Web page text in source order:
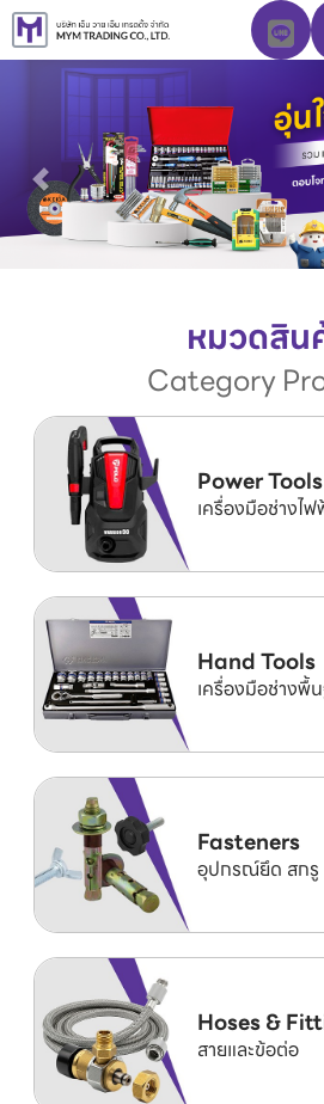
หมวดสิน
Category
Power Tools
เครื่องมือช่างไฟ
Hand Tools
เครื่องมือช่างพื้
Fasteners
อุปกรณ์ยึด สกรู
Hoses &
สายและข้อต่อ